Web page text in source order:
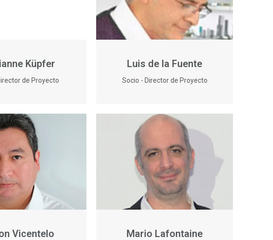
Küpfer
de Proyecto
Luis de la Fuente
Socio - Director de Proyecto
Vicentelo Mario Lafontaine